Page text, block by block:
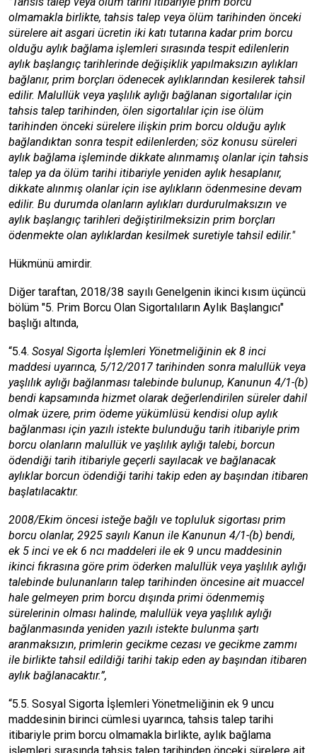
olmamakla birlikte, tahsis talep veya ölüm tarihinden önceki
sürelere ait asgari ücretin iki katı tutarına kadar prim borcu
olduğu aylık bağlama işlemleri sırasında tespit edilenlerin
aylık başlangıç tarihlerinde değişiklik yapılmaksızın aylıkları
bağlanır, prim borçları ödenecek aylıklarından kesilerek tahsil
edilir. Malullük veya yaşlılık aylığı bağlanan sigortalılar için
tahsis talep tarihinden, ölen sigortalılar için ise ölüm
tarihinden önceki sürelere ilişkin prim borcu olduğu aylık
bağlandıktan sonra tespit edilenlerden; söz konusu süreleri
aylık bağlama işleminde dikkate alınmamış olanlar için tahsis
talep ya da ölüm tarihi itibariyle yeniden aylık hesaplanır,
dikkate alınmış olanlar için ise aylıkların ödenmesine devam
edilir. Bu durumda olanların aylıkları durdurulmaksızın ve
aylık başlangıç tarihleri değiştirilmeksizin prim borçları
ödenmekte olan aylıklardan kesilmek suretiyle tahsil edilir."
Hükmünü amirdir.
Diğer taraftan, 2018/38 sayılı Genelgenin ikinci kısım üçüncü
bölüm "5. Prim Borcu Olan Sigortalıların Aylık Başlangıcı"
başlığı altında,
“5.4. Sosyal Sigorta İşlemleri Yönetmeliğinin ek 8 inci
maddesi uyarınca, 5/12/2017 tarihinden sonra malullük veya
yaşlılık aylığı bağlanması talebinde bulunup, Kanunun 4/1-(b)
bendi kapsamında hizmet olarak değerlendirilen süreler dahil
olmak üzere, prim ödeme yükümlüsü kendisi olup aylık
bağlanması için yazılı istekte bulunduğu tarih itibariyle prim
borcu olanların malullük ve yaşlılık aylığı talebi, borcun
ödendiği tarih itibariyle geçerli sayılacak ve bağlanacak
aylıklar borcun ödendiği tarihi takip eden ay başından itibaren
başlatılacaktır.
2008/Ekim öncesi isteğe bağlı ve topluluk sigortası prim
borcu olanlar, 2925 sayılı Kanun ile Kanunun 4/1-(b) bendi,
ek 5 inci ve ek 6 ncı maddeleri ile ek 9 uncu maddesinin
ikinci fıkrasına göre prim öderken malullük veya yaşlılık aylığı
talebinde bulunanların talep tarihinden öncesine ait muaccel
hale gelmeyen prim borcu dışında primi ödenmemiş
sürelerinin olması halinde, malullük veya yaşlılık aylığı
bağlanmasında yeniden yazılı istekte bulunma şartı
aranmaksızın, primlerin gecikme cezası ve gecikme zammı
ile birlikte tahsil edildiği tarihi takip eden ay başından itibaren
aylık bağlanacaktır.”,
“5.5. Sosyal Sigorta İşlemleri Yönetmeliğinin ek 9 uncu
maddesinin birinci cümlesi uyarınca, tahsis talep tarihi
itibariyle prim borcu olmamakla birlikte, aylık bağlama